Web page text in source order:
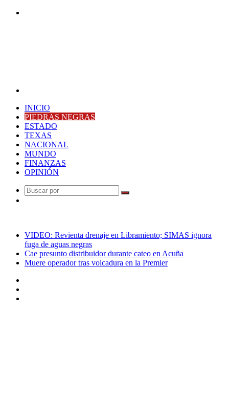
INICIO
PIEDRAS NEGRAS
ESTADO
TEXAS
NACIONAL
MUNDO
FINANZAS
OPINIÓN
Buscar
VIDEO: Revienta drenaje en Libramiento; SIMAS ignora
fuga de aguas negras
Cae presunto distribuidor durante cateo en Acuña
Muere operador tras volcadura en la Premier